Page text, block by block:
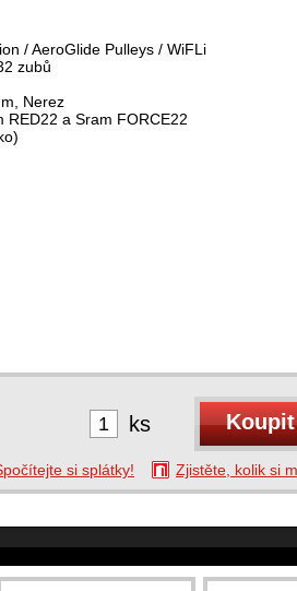
/ AeroGlide Pulleys / WiFLi
zubů
Nerez
RED22 a Sram FORCE22
ks
si splátky! Zjistěte, kolik si